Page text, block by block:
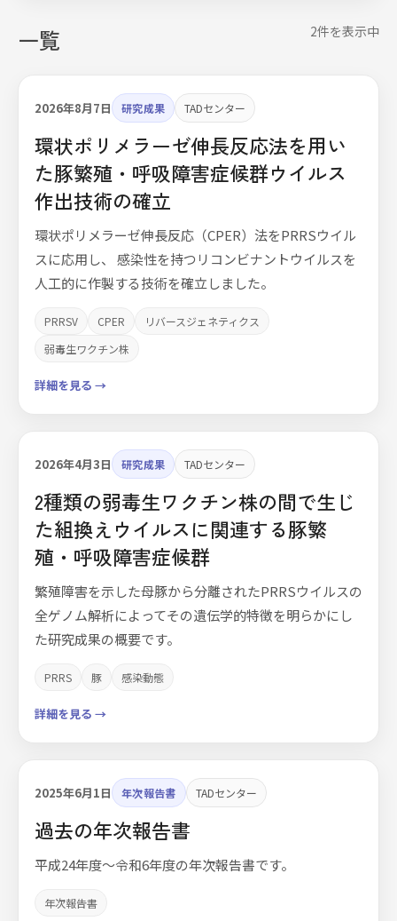
一覧 2件を表示中
2026年8月7日 研究成果 TADセンター
環状ポリメラーゼ伸長反応法を用い
た豚繁殖・呼吸障害症候群ウイルス
作出技術の確立
環状ポリメラーゼ伸長反応（CPER）法をPRRSウイル
スに応用し、 感染性を持つリコンビナントウイルスを
人工的に作製する技術を確立しました。
PRRSV CPER
リバースジェネティクス
弱毒生ワクチン株
詳細を見る →
2026年4月3日 研究成果 TADセンター
2種類の弱毒生ワクチン株の間で生じ
た組換えウイルスに関連する豚繁
殖・呼吸障害症候群
繁殖障害を示した母豚から分離されたPRRSウイルスの
全ゲノム解析によってその遺伝学的特徴を明らかにし
た研究成果の概要です。
PRRS 豚 感染動態
詳細を見る →
2025年6月1日 年次報告書 TADセンター
過去の年次報告書
平成24年度～令和6年度の年次報告書です。
年次報告書